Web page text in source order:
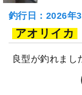
釣行日：2026年
アオリイカ
良型が釣れまし